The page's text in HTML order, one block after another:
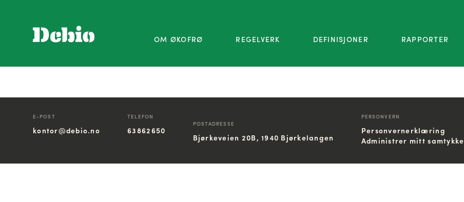
OM ØKOFRØ REGELVERK DEFINISJONER RAPPORTER
E-POST
kontor@debio.no
TELEFON
63862650
POSTADRESSE
Bjørkeveien 20B, 1940 Bjørkelangen
PERSONVERN
Personvernerklæring
Administrer mitt samtykke